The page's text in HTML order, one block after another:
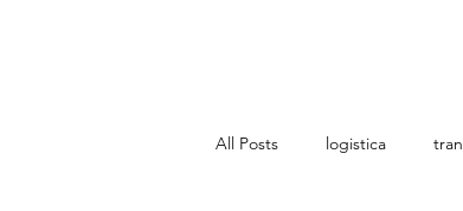
All Posts logistica